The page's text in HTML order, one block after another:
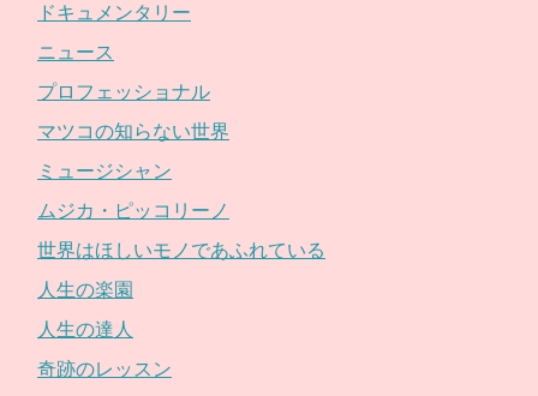
ドキュメンタリー
ニュース
プロフェッショナル
マツコの知らない世界
ミュージシャン
ムジカ・ピッコリーノ
世界はほしいモノであふれている
人生の楽園
人生の達人
奇跡のレッスン